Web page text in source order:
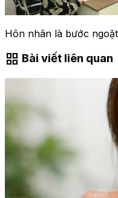
Hôn nhân là bước
grid_view Bài viết liên quan